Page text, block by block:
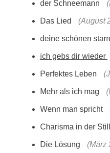
der Schneemann
Das Lied (August
deine schönen
ich gebs dir wieder
Perfektes Leben
Mehr als ich mag
Wenn man spricht
Charisma in der
Die Lösung (März